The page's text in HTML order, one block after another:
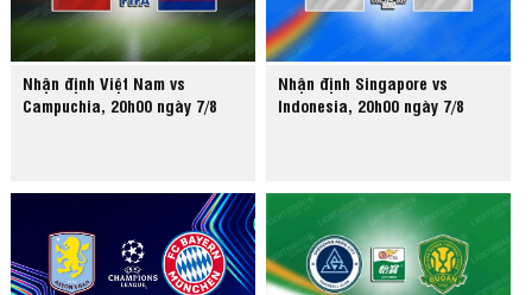
Nhận định Việt Nam vs
Campuchia, 20h00 ngày 7/8
Nhận định Singapore vs
Indonesia, 20h00 ngày 7/8